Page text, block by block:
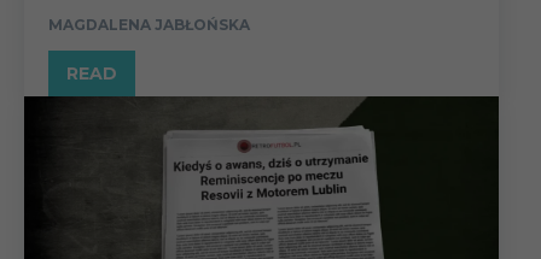
MAGDALENA JABŁOŃSKA
READ